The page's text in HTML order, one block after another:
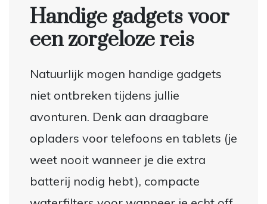
Handige gadgets voor
een zorgeloze reis
Natuurlijk mogen handige gadgets
niet ontbreken tijdens jullie
avonturen. Denk aan draagbare
opladers voor telefoons en tablets (je
weet nooit wanneer je die extra
batterij nodig hebt), compacte